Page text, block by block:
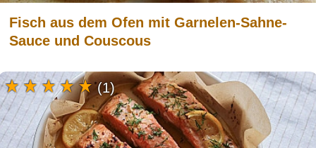
Fisch aus dem Ofen mit Garnelen-Sahne-
Sauce und Couscous
(1)